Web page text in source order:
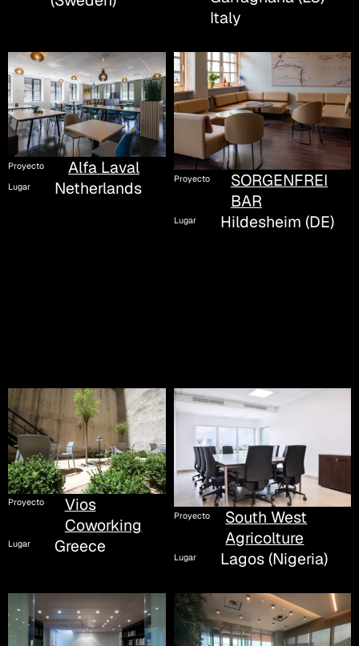
Italy
Proyecto Alfa Laval
Lugar Netherlands Proyecto
SORGENFREI
BAR
Lugar Hildesheim (DE)
Proyecto
Vios
Coworking
Lugar Greece
Proyecto
South West
Agricolture
Lugar Lagos (Nigeria)